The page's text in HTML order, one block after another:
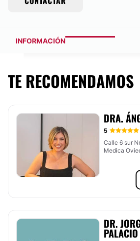
INFORMACIÓN
TE RECOMENDAMOS
DRA.
5
Calle 6 sur
Medica
DR.
PALACIO